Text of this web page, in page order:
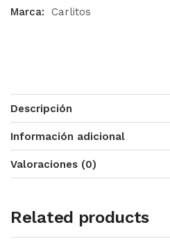
Marca:
Carlitos
Descripción
Información adicional
Valoraciones (0)
Related products